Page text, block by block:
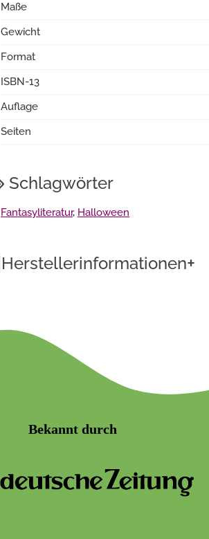
Maße
Gewicht
Format
ISBN-13
Auflage
Seiten
Schlagwörter
Fantasyliteratur, Halloween
Herstellerinformationen+
Bekannt durch